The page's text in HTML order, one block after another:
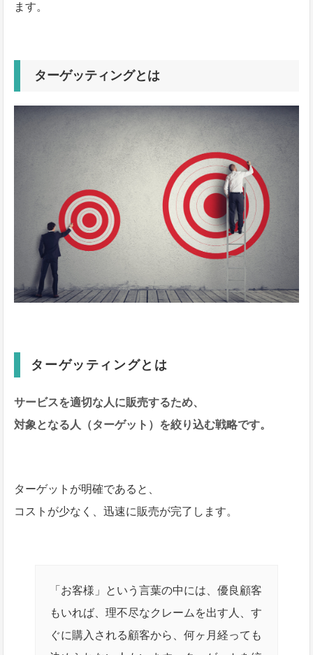
ます。
ターゲッティングとは
ターゲッティングとは
サービスを適切な人に販売するため、
対象となる人（ターゲット）を絞り込む戦略です。
ターゲットが明確であると、
コストが少なく、迅速に販売が完了します。
「お客様」という言葉の中には、優良顧客
もいれば、理不尽なクレームを出す人、す
ぐに購入される顧客から、何ヶ月経っても